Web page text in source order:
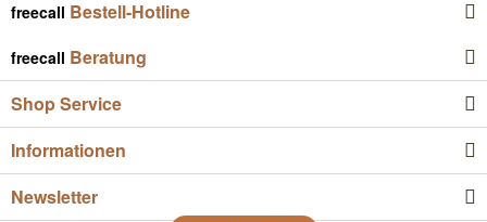
freecall Bestell-Hotline
freecall Beratung
Shop Service
Informationen
Newsletter